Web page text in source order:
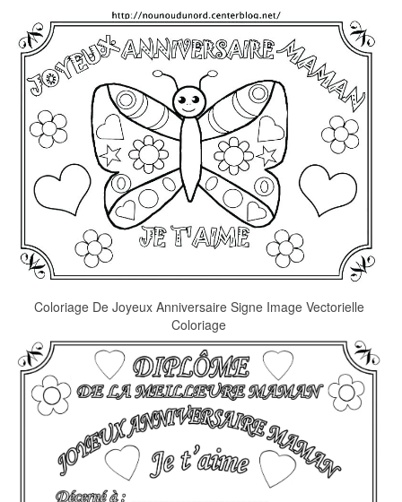
Coloriage De Joyeux Anniversaire Signe Image Vectorielle
Coloriage